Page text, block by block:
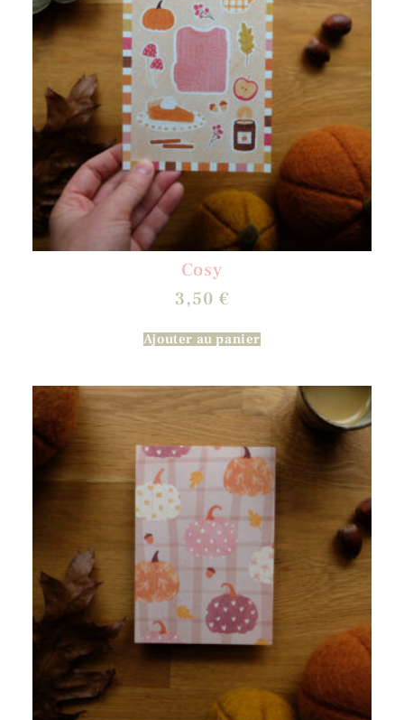
Cosy
3,50 €
Ajouter au panier